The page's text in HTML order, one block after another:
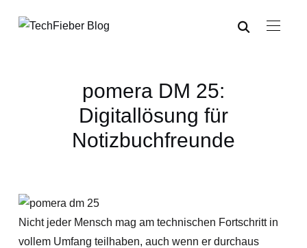
pomera DM 25:
Digitallösung für
Notizbuchfreunde
Nicht jeder Mensch mag am technischen Fortschritt in
vollem Umfang teilhaben, auch wenn er durchaus